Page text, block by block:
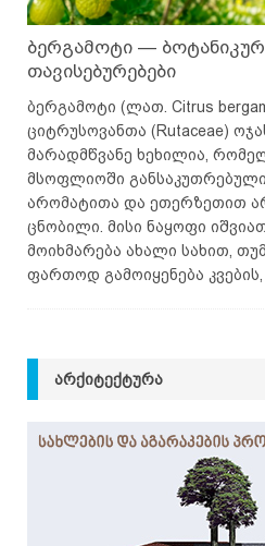
ბერგამოტი —
თავისებურებები
ბერგამოტი (ლათ. Citrus
ციტრუსოვანთა (Rutaceae)
მარადმწვანე ხეხილია,
მსოფლიოში განსაკუთრებული
არომატითა და ეთერზეთით
ცნობილი. მისი ნაყოფი
მოიხმარება ახალი სახით,
ფართოდ გამოიყენება კვების,
ᲐᲠᲥᲘᲢᲔᲥᲢᲣᲠᲐ